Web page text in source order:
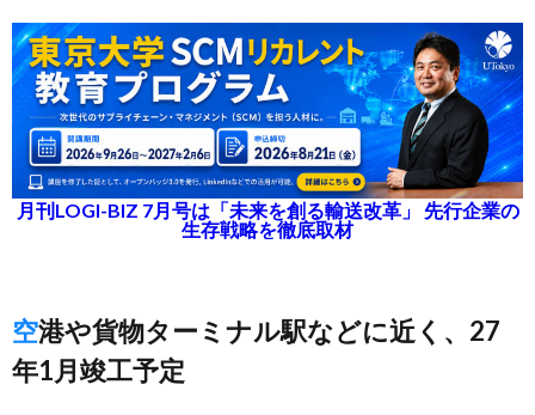
月刊LOGI-BIZ 7月号は「未来を創る輸送改革」 先行企業の
生存戦略を徹底取材
空港や貨物ターミナル駅などに近く、27
年1月竣工予定